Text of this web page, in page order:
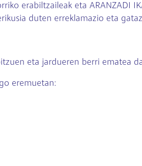
erabiltzaileak eta ARANZADI
duten erreklamazio eta
eta jardueren berri ematea
eremuetan: